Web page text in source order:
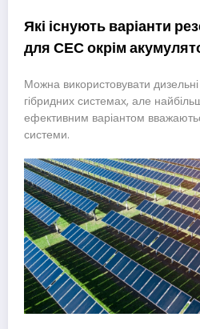
Які існують варіанти
для СЕС окрім
Можна використовувати
гібридних системах, але
ефективним варіантом
системи.